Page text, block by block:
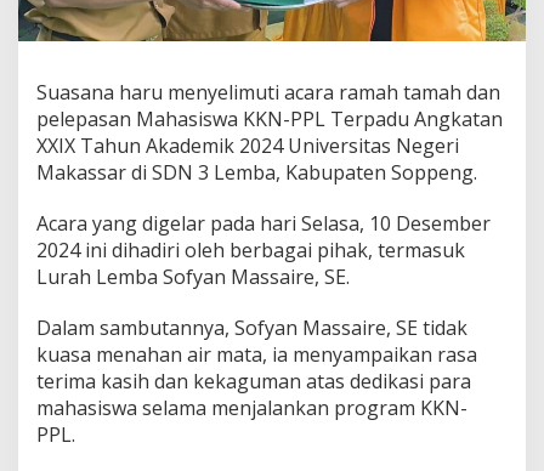
Suasana haru menyelimuti acara ramah tamah dan
pelepasan Mahasiswa KKN-PPL Terpadu Angkatan
XXIX Tahun Akademik 2024 Universitas Negeri
Makassar di SDN 3 Lemba, Kabupaten Soppeng.
Acara yang digelar pada hari Selasa, 10 Desember
2024 ini dihadiri oleh berbagai pihak, termasuk
Lurah Lemba Sofyan Massaire, SE.
Dalam sambutannya, Sofyan Massaire, SE tidak
kuasa menahan air mata, ia menyampaikan rasa
terima kasih dan kekaguman atas dedikasi para
mahasiswa selama menjalankan program KKN-
PPL.